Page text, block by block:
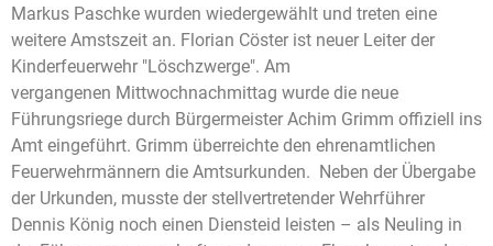
Markus Paschke wurden wiedergewählt und treten eine
weitere Amstszeit an. Florian Cöster ist neuer Leiter der
Kinderfeuerwehr "Löschzwerge". Am
vergangenen Mittwochnachmittag wurde die neue
Führungsriege durch Bürgermeister Achim Grimm offiziell ins
Amt eingeführt. Grimm überreichte den ehrenamtlichen
Feuerwehrmännern die Amtsurkunden. Neben der Übergabe
der Urkunden, musste der stellvertretender Wehrführer
Dennis König noch einen Diensteid leisten – als Neuling in